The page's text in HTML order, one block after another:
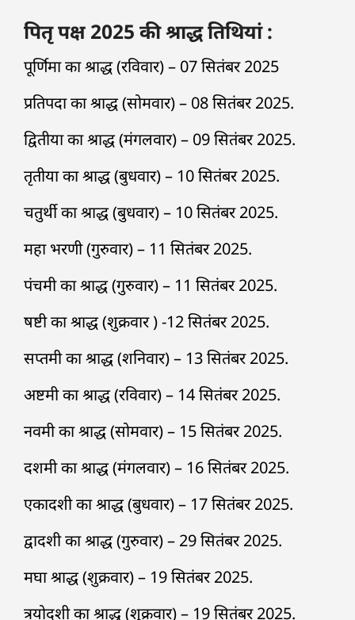
पितृ पक्ष 2025 की श्राद्ध तिथियां :
पूर्णिमा का श्राद्ध (रविवार) – 07 सितंबर 2025
प्रतिपदा का श्राद्ध (सोमवार) – 08 सितंबर 2025.
द्वितीया का श्राद्ध (मंगलवार) – 09 सितंबर 2025.
तृतीया का श्राद्ध (बुधवार) – 10 सितंबर 2025.
चतुर्थी का श्राद्ध (बुधवार) – 10 सितंबर 2025.
महा भरणी (गुरुवार) – 11 सितंबर 2025.
पंचमी का श्राद्ध (गुरुवार) – 11 सितंबर 2025.
षष्टी का श्राद्ध (शुक्रवार ) -12 सितंबर 2025.
सप्तमी का श्राद्ध (शनिवार) – 13 सितंबर 2025.
अष्टमी का श्राद्ध (रविवार) – 14 सितंबर 2025.
नवमी का श्राद्ध (सोमवार) – 15 सितंबर 2025.
दशमी का श्राद्ध (मंगलवार) – 16 सितंबर 2025.
एकादशी का श्राद्ध (बुधवार) – 17 सितंबर 2025.
द्वादशी का श्राद्ध (गुरुवार) – 29 सितंबर 2025.
मघा श्राद्ध (शुक्रवार) – 19 सितंबर 2025.
त्रयोदशी का श्राद्ध (शुक्रवार) – 19 सितंबर 2025.